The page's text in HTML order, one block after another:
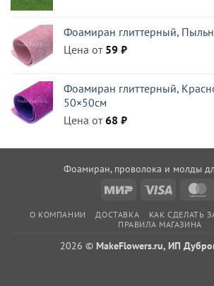
199 ₽.
Фоамиран глиттерный,
Цена от 59 ₽
Фоамиран глиттерный,
50×50см
Цена от68 ₽
Фоамиран, проволока и молды
Mir
Visa
О КОМПАНИИ ДОСТАВКА КАК СДЕЛАТЬ
ПРАВИЛА МАГАЗИНА
2026 © MakeFlowers.ru, ИП